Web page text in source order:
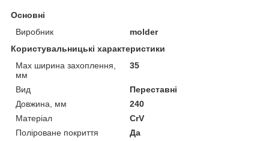
Основні
Виробник
molder
Користувальницькі характеристики
Max ширина захоплення,
мм
35
Вид
Переставні
Довжина, мм
240
Матеріал
CrV
Поліроване покриття
Да